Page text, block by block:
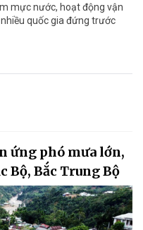
mực nước, hoạt động vận
quốc gia đứng trước
ứng phó mưa lớn,
Bộ, Bắc Trung Bộ